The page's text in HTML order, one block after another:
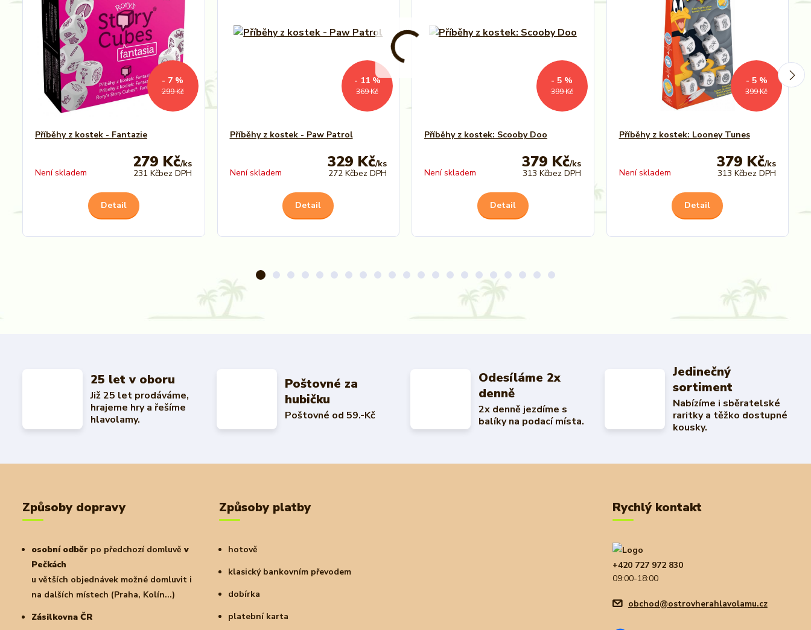
299 Kč
- 7 %
Příběhy z kostek - Fantazie
279 Kč/ks
231 Kčbez DPH
Není skladem
Detail
369 Kč
- 11 %
Příběhy z kostek - Paw Patrol
329 Kč/ks
272 Kčbez DPH
Není skladem
Detail
399 Kč
- 5 %
Příběhy z kostek: Scooby Doo
379 Kč/ks
313 Kčbez DPH
Není skladem
Detail
399 Kč
- 5 %
Příběhy z kostek: Looney Tunes
379 Kč/ks
313 Kčbez DPH
Není skladem
Detail
25 let v oboru
Již 25 let prodáváme,
hrajeme hry a řešíme
hlavolamy.
Poštovné za
hubičku
Poštovné od 59.-Kč
Odesíláme 2x
denně
2x denně jezdíme s
balíky na podací místa.
Jedinečný
sortiment
Nabízíme i sběratelské
raritky a těžko dostupné
kousky.
Způsoby dopravy
osobní odběr po předchozí domluvě v
Pečkách
u větších objednávek možné domluvit i
na dalších místech (Praha, Kolín...)
Zásilkovna ČR
Způsoby platby
hotově
klasický bankovním převodem
dobírka
platební karta
Rychlý kontakt
+420 727 972 830
09:00-18:00
obchod@ostrovherahlavolamu.cz